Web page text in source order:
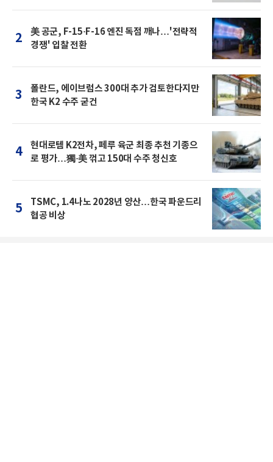
2
美 공군, F-15·F-16 엔진 독점 깨나…'전략적
경쟁' 입찰 전환
3
폴란드, 에이브럼스 300대 추가 검토한다지만
한국 K2 수주 굳건
4
현대로템 K2전차, 페루 육군 최종 추천 기종으
로 평가…獨·美 꺾고 150대 수주 청신호
5
TSMC, 1.4나노 2028년 양산…한국 파운드리
협공 비상